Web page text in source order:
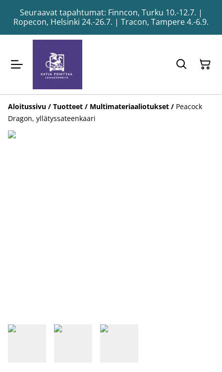
Seuraavat tapahtumat: Finncon, Turku 10.-12.7. |
Ropecon, Helsinki 24.-26.7. | Tracon, Tampere 4.-6.9.
Aloitussivu / Tuotteet / Multimateriaaliotukset / Peacock
Dragon, yllätyssateenkaari